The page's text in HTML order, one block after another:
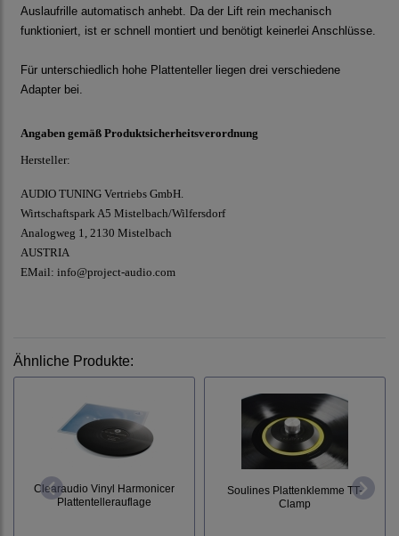
Auslaufrille automatisch anhebt. Da der Lift rein mechanisch
funktioniert, ist er schnell montiert und benötigt keinerlei Anschlüsse.
Für unterschiedlich hohe Plattenteller liegen drei verschiedene
Adapter bei.
Angaben gemäß Produktsicherheitsverordnung
Hersteller:
AUDIO TUNING Vertriebs GmbH.
Wirtschaftspark A5 Mistelbach/Wilfersdorf
Analogweg 1, 2130 Mistelbach
AUSTRIA
EMail: info@project-audio.com
Ähnliche Produkte:
Clearaudio Vinyl Harmonicer
Plattentellerauflage
Soulines Plattenklemme TT-
Clamp